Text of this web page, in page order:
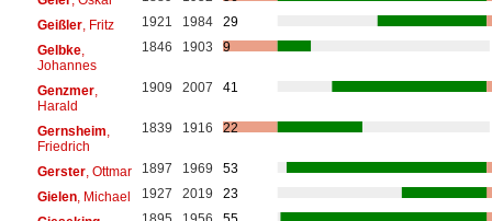
Geißler, Fritz 1921 1984
29
Gelbke,
Johannes
1846 1903 9
Genzmer,
Harald
1909 2007 41
Gernsheim,
Friedrich
1839 1916 22
Gerster, Ottmar 1897 1969
53
Gielen, Michael 1927 2019
23